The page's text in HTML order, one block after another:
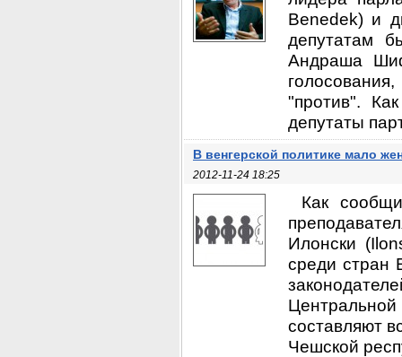
Benedek) и
депутатам
Андраша
"против".
депутаты
В венгерской политике мало
2012-11-24 18:25
Как
Илонски
среди стран
составляют
Чешской